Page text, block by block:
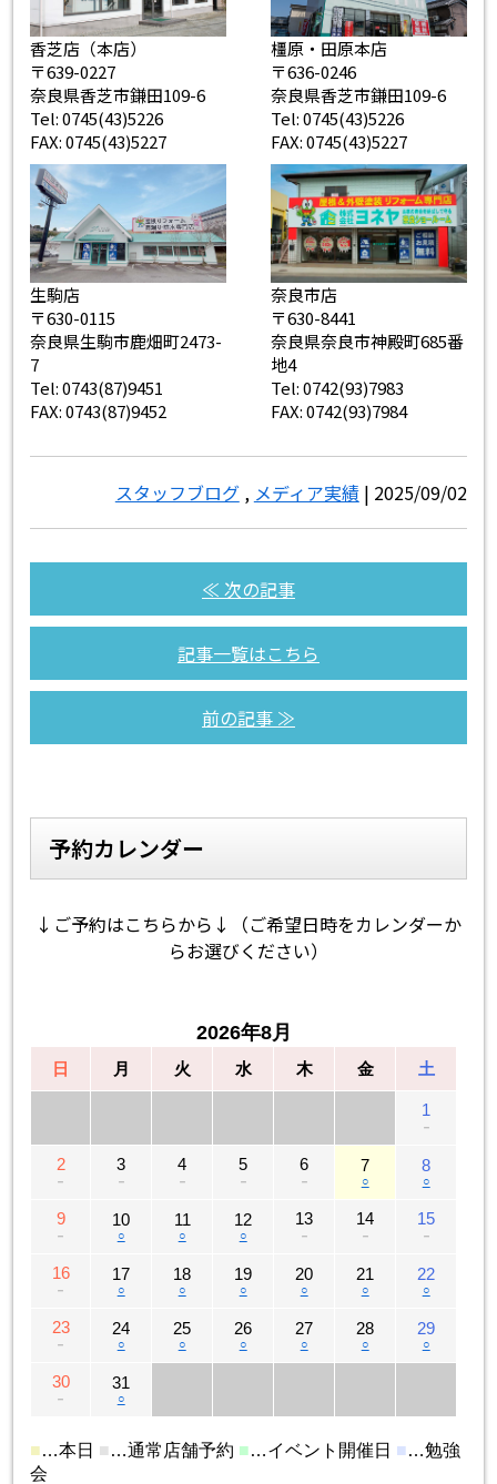
香芝店（本店）
〒639-0227
奈良県香芝市鎌田109-6
Tel: 0745(43)5226
FAX: 0745(43)5227
橿原・田原本店
〒636-0246
奈良県香芝市鎌田109-6
Tel: 0745(43)5226
FAX: 0745(43)5227
生駒店
〒630-0115
奈良県生駒市鹿畑町2473-
7
Tel: 0743(87)9451
FAX: 0743(87)9452
奈良市店
〒630-8441
奈良県奈良市神殿町685番
地4
Tel: 0742(93)7983
FAX: 0742(93)7984
スタッフブログ, メディア実績| 2025/09/02
≪ 次の記事
記事一覧はこちら
前の記事 ≫
予約カレンダー
↓ご予約はこちらから↓（ご希望日時をカレンダーか
らお選びください）
2026年8月
日 月 火 水 木 金 土
1
－
2
－
3
－
4
－
5
－
6
－
7
○
8
○
9
－
10
○
11
○
12
○
13
－
14
－
15
－
16
－
17
○
18
○
19
○
20
○
21
○
22
○
23
－
24
○
25
○
26
○
27
○
28
○
29
○
30
－
31
○
■…本日 ■ …通常店舗予約 ■…イベント開催日 ■…勉強
会